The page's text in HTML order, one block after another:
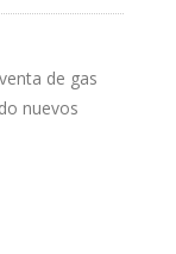
de gas
nuevos